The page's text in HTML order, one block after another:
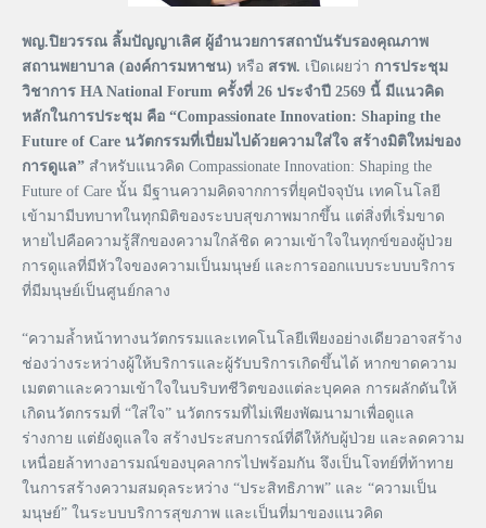
พญ.ปิยวรรณ ลิ้มปัญญาเลิศ ผู้อำนวยการสถาบันรับรองคุณภาพ
สถานพยาบาล (องค์การมหาชน) หรือ สรพ. เปิดเผยว่า การประชุม
วิชาการ HA National Forum ครั้งที่ 26 ประจำปี 2569 นี้ มีแนวคิด
หลักในการประชุม คือ “Compassionate Innovation: Shaping the
Future of Care นวัตกรรมที่เปี่ยมไปด้วยความใส่ใจ สร้างมิติใหม่ของ
การดูแล” สำหรับแนวคิด Compassionate Innovation: Shaping the
Future of Care นั้น มีฐานความคิดจากการที่ยุคปัจจุบัน เทคโนโลยี
เข้ามามีบทบาทในทุกมิติของระบบสุขภาพมากขึ้น แต่สิ่งที่เริ่มขาด
หายไปคือความรู้สึกของความใกล้ชิด ความเข้าใจในทุกข์ของผู้ป่วย
การดูแลที่มีหัวใจของความเป็นมนุษย์ และการออกแบบระบบบริการ
ที่มีมนุษย์เป็นศูนย์กลาง
“ความล้ำหน้าทางนวัตกรรมและเทคโนโลยีเพียงอย่างเดียวอาจสร้าง
ช่องว่างระหว่างผู้ให้บริการและผู้รับบริการเกิดขึ้นได้ หากขาดความ
เมตตาและความเข้าใจในบริบทชีวิตของแต่ละบุคคล การผลักดันให้
เกิดนวัตกรรมที่ “ใส่ใจ” นวัตกรรมที่ไม่เพียงพัฒนามาเพื่อดูแล
ร่างกาย แต่ยังดูแลใจ สร้างประสบการณ์ที่ดีให้กับผู้ป่วย และลดความ
เหนื่อยล้าทางอารมณ์ของบุคลากรไปพร้อมกัน จึงเป็นโจทย์ที่ท้าทาย
ในการสร้างความสมดุลระหว่าง “ประสิทธิภาพ” และ “ความเป็น
มนุษย์” ในระบบบริการสุขภาพ และเป็นที่มาของแนวคิด